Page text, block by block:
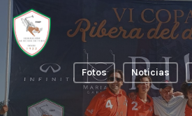
Skip
main
content
Fotos Noticias